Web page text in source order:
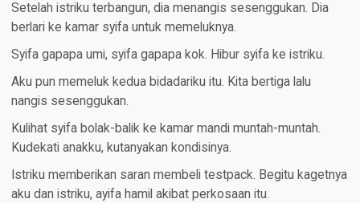
Setelah istriku terbangun, dia menangis sesenggukan. Dia
berlari ke kamar syifa untuk memeluknya.
Syifa gapapa umi, syifa gapapa kok. Hibur syifa ke istriku.
Aku pun memeluk kedua bidadariku itu. Kita bertiga lalu
nangis sesenggukan.
Kulihat syifa bolak-balik ke kamar mandi muntah-muntah.
Kudekati anakku, kutanyakan kondisinya.
Istriku memberikan saran membeli testpack. Begitu kagetnya
aku dan istriku, ayifa hamil akibat perkosaan itu.